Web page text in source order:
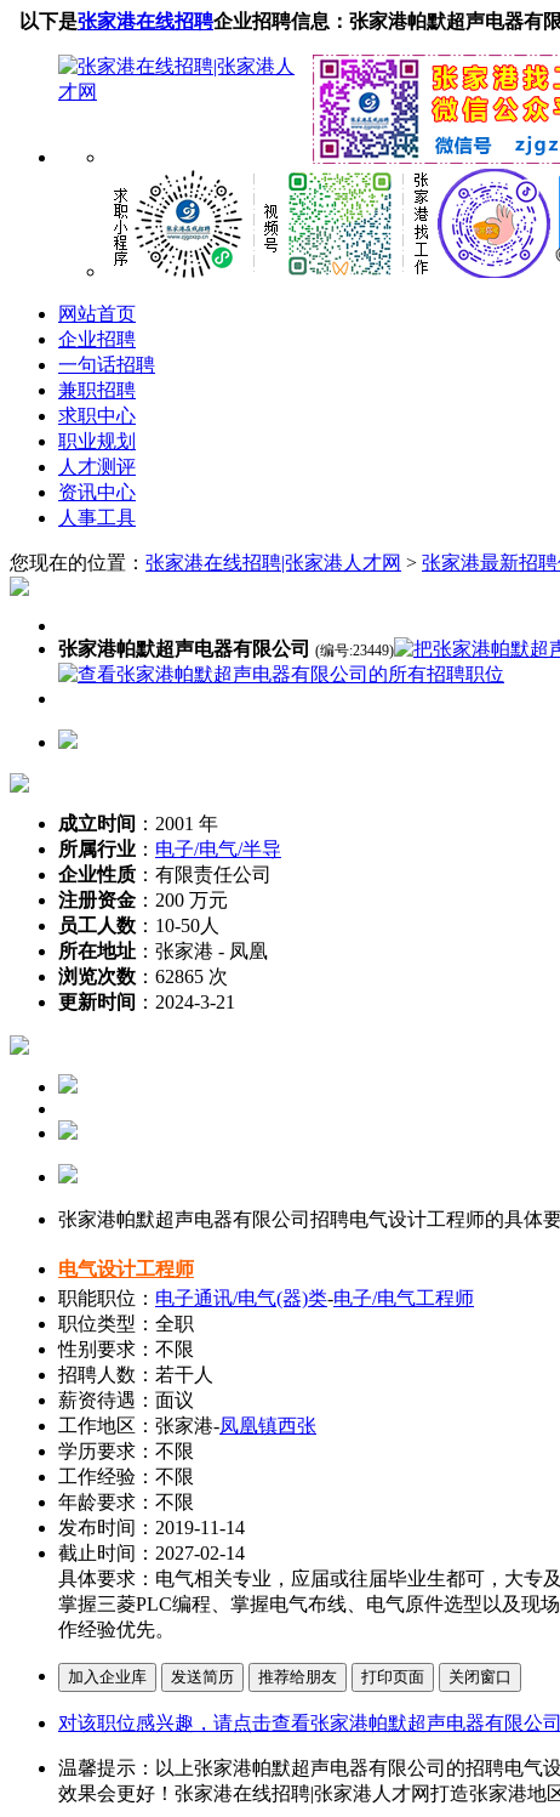
以下是张家港在线招聘企业招聘信息：张家港帕默超声电器有
网站首页
企业招聘
一句话招聘
兼职招聘
求职中心
职业规划
人才测评
资讯中心
人事工具
您现在的位置： 张家港在线招聘|张家港人才网 > 张家港最新招聘
张家港帕默超声电器有限公司 (编号:23449)
成立时间 ： 2001 年
所属行业 ： 电子/电气/半导
企业性质 ： 有限责任公司
注册资金 ： 200 万元
员工人数 ： 10-50人
所在地址 ： 张家港 - 凤凰
浏览次数 ： 62865 次
更新时间 ： 2024-3-21
张家港帕默超声电器有限公司招聘电气设计工程师的具体
电气设计工程师
职能职位： 电子通讯/电气(器)类-电子/电气工程师
职位类型：全职
性别要求：不限
招聘人数：若干人
薪资待遇：面议
工作地区：张家港-凤凰镇西张
学历要求：不限
工作经验：不限
年龄要求：不限
发布时间：2019-11-14
截止时间：2027-02-14
具体要求：电气相关专业，应届或往届毕业生都可，大专
掌握三菱PLC编程、掌握电气布线、电气原件选型以及现
作经验优先。
对该职位感兴趣，请点击查看张家港帕默超声电器有限公
温馨提示：以上张家港帕默超声电器有限公司的招聘电气
效果会更好！张家港在线招聘|张家港人才网打造张家港地